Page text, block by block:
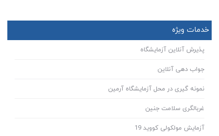
خدمات ویژه
پذیرش آنلاین آزمایشگاه
جواب دهی آنلاین
نمونه گیری در محل آزمایشگاه آرمین
غربالگری سلامت جنین
آزمایش مولکولی کووید 19